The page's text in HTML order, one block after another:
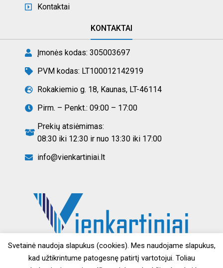
Kontaktai
KONTAKTAI
Įmonės kodas: 305003697
PVM kodas: LT100012142919
Rokakiemio g. 18, Kaunas, LT-46114
Pirm. – Penkt.: 09:00 – 17:00
Prekių atsiėmimas:
08:30 iki 12:30 ir nuo 13:30 iki 17:00
info@vienkartiniai.lt
Svetainė naudoja slapukus (cookies). Mes naudojame slapukus,
kad užtikrintume patogesnę patirtį vartotojui. Toliau